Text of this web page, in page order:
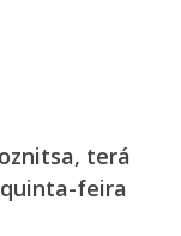
terá
feira